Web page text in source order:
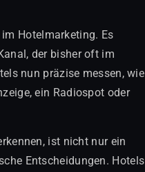
Hotelmarketing. Es
der bisher oft im
nun präzise messen, wie
ein Radiospot oder
ist nicht nur ein
Entscheidungen. Hotels